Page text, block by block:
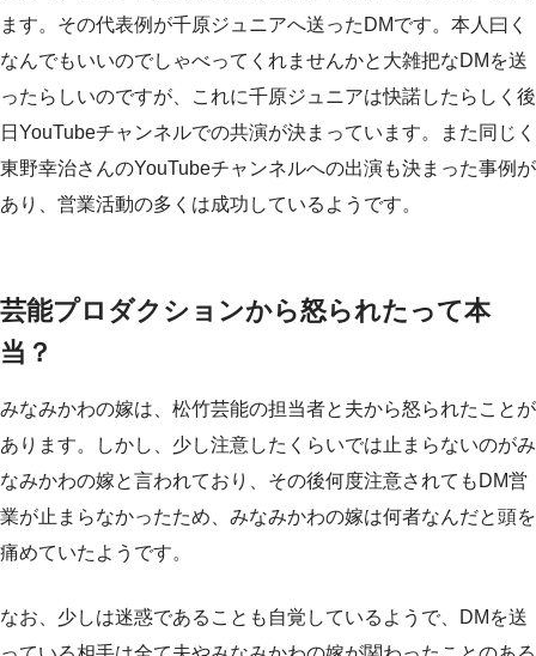
ます。その代表例が千原ジュニアへ送ったDMです。本人曰く
なんでもいいのでしゃべってくれませんかと大雑把なDMを送
ったらしいのですが、これに千原ジュニアは快諾したらしく後
日YouTubeチャンネルでの共演が決まっています。また同じく
東野幸治さんのYouTubeチャンネルへの出演も決まった事例が
あり、営業活動の多くは成功しているようです。
芸能プロダクションから怒られたって本
当？
みなみかわの嫁は、松竹芸能の担当者と夫から怒られたことが
あります。しかし、少し注意したくらいでは止まらないのがみ
なみかわの嫁と言われており、その後何度注意されてもDM営
業が止まらなかったため、みなみかわの嫁は何者なんだと頭を
痛めていたようです。
なお、少しは迷惑であることも自覚しているようで、DMを送